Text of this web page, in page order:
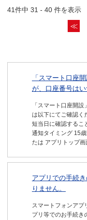
41件中 31 - 40 件を表示
≪
「スマート口座
が、口座番号はい
「スマート口座開
は以下にてご確認く
短当日に確認するこ
通知タイミング 15
たは アプリトップ
アプリでの手続
りません。
スマートフォンアプ
プリ等でのお手続き